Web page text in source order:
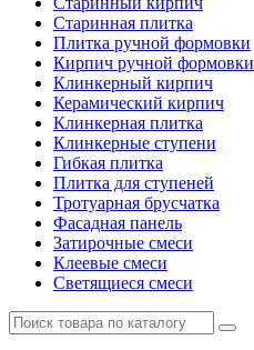
Старинная плитка
Плитка ручной формовки
Кирпич ручной формовки
Клинкерный кирпич
Керамический кирпич
Клинкерная плитка
Клинкерные ступени
Гибкая плитка
Плитка для ступеней
Тротуарная брусчатка
Фасадная панель
Затирочные смеси
Клеевые смеси
Светящиеся смеси